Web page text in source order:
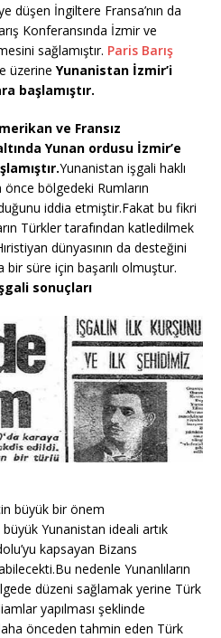
düşen İngiltere Fransa’nın da
Konferansında İzmir ve
sağlamıştır. Paris Barış
üzerine Yunanistan İzmir’i
başlamıştır.
ve Fransız
Yunan ordusu İzmir’e
Yunanistan işgali haklı
bölgedeki Rumların
iddia etmiştir.Fakat bu fikri
Türkler tarafından katledilmek
dünyasının da desteğini
bir süre için başarılı olmuştur.
sonuçları
büyük bir önem
Yunanistan ideali artık
kapsayan Bizans
nedenle Yunanlıların
düzeni sağlamak yerine Türk
yapılması şeklinde
önceden tahmin eden Türk